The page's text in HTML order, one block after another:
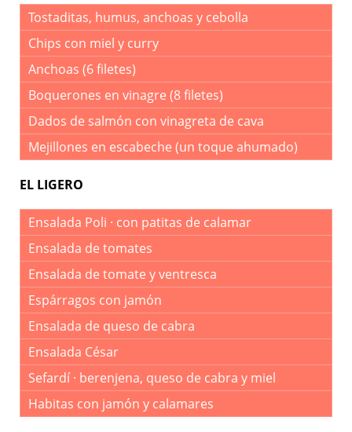
Tostaditas, humus, anchoas y cebolla
Chips con miel y curry
Anchoas (6 filetes)
Boquerones en vinagre (8 filetes)
Dados de salmón con vinagreta de cava
Mejillones en escabeche (un toque ahumado)
EL LIGERO
Ensalada Poli · con patitas de calamar
Ensalada de tomates
Ensalada de tomate y ventresca
Espárragos con jamón
Ensalada de queso de cabra
Ensalada César
Sefardí · berenjena, queso de cabra y miel
Habitas con jamón y calamares